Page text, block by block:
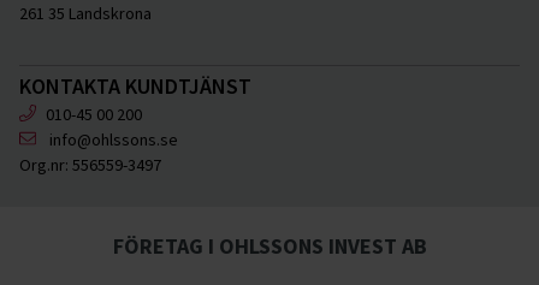
261 35 Landskrona
KONTAKTA KUNDTJÄNST
010-45 00 200
info@ohlssons.se
Org.nr: 556559-3497
FÖRETAG I OHLSSONS INVEST AB